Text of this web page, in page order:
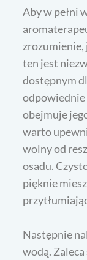
Aby w pełni
zrozumienie,
ten jest
dostępnym
odpowiednie
obejmuje
warto
wolny od
osadu.
pięknie
Następnie
wodą.